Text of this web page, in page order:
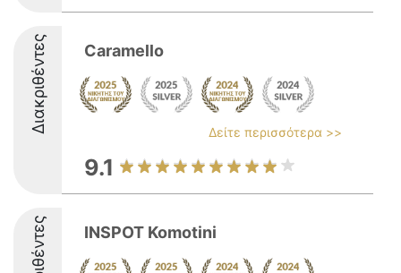
Διακριθέντες Caramello
Δείτε περισσότερα >>
9.1
INSPOT Komotini